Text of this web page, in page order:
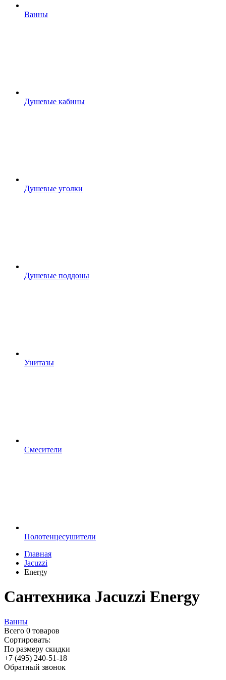
Ванны
Душевые кабины
Душевые уголки
Душевые поддоны
Унитазы
Смесители
Полотенцесушители
Главная
Jacuzzi
Energy
Сантехника Jacuzzi Energy
Ванны
Всего 0 товаров
Сортировать:
По размеру скидки
+7 (495) 240-51-18
Обратный звонок